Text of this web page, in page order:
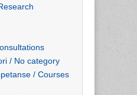
/ No category
/ Courses